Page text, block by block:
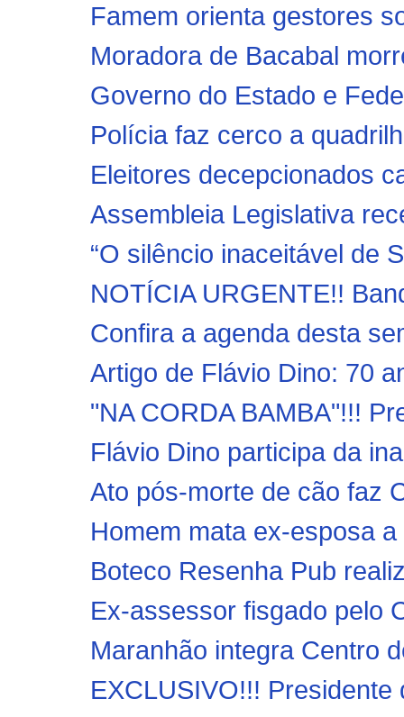
Famem orienta gestores
Moradora de Bacabal
Governo do Estado e
Polícia faz cerco a
Eleitores decepcionados
Assembleia Legislativa
“O silêncio inaceitável de
NOTÍCIA URGENTE!!
Confira a agenda desta
Artigo de Flávio Dino: 70
"NA CORDA BAMBA"!!!
Flávio Dino participa da
Ato pós-morte de cão faz
Homem mata ex-esposa
Boteco Resenha Pub
Ex-assessor fisgado pelo
Maranhão integra Centro
EXCLUSIVO!!!